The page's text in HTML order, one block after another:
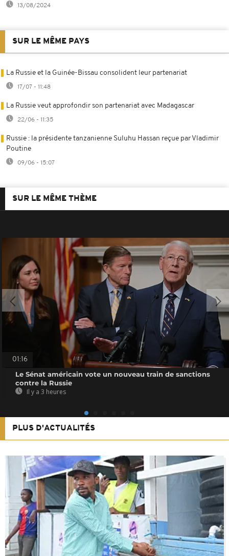
13/08/2024
SUR LE MÊME PAYS
La Russie et la Guinée-Bissau consolident leur partenariat
17/07 - 11:48
La Russie veut approfondir son partenariat avec Madagascar
22/06 - 11:35
Russie : la présidente tanzanienne Suluhu Hassan reçue par Vladimir
Poutine
09/06 - 15:07
SUR LE MÊME THÈME
01:16
Le Sénat américain vote un nouveau train de sanctions
contre la Russie
Il y a 3 heures
PLUS D'ACTUALITÉS